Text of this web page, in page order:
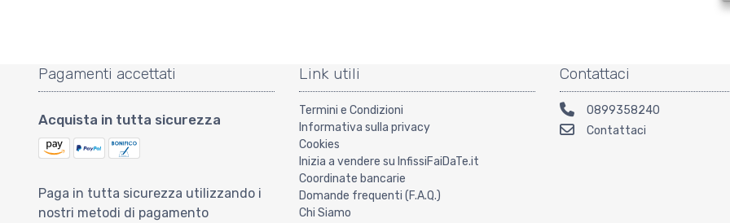
Pagamenti accettati
Acquista in tutta sicurezza
Paga in tutta sicurezza utilizzando i
nostri metodi di pagamento
Link utili
Termini e Condizioni
Informativa sulla privacy
Cookies
Inizia a vendere su InfissiFaiDaTe.it
Coordinate bancarie
Domande frequenti (F.A.Q.)
Chi Siamo
Contattaci
0899358240
Contattaci